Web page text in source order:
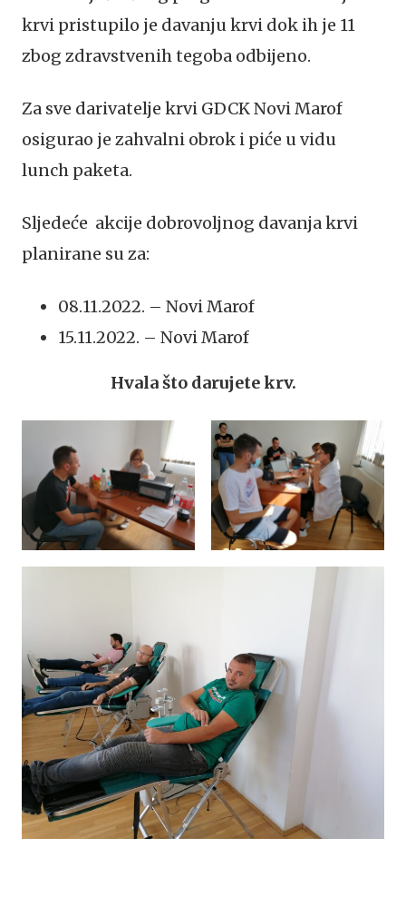
krvi pristupilo je davanju krvi dok ih je 11
zbog zdravstvenih tegoba odbijeno.
Za sve darivatelje krvi GDCK Novi Marof
osigurao je zahvalni obrok i piće u vidu
lunch paketa.
Sljedeće akcije dobrovoljnog davanja krvi
planirane su za:
08.11.2022. – Novi Marof
15.11.2022. – Novi Marof
Hvala što darujete krv.